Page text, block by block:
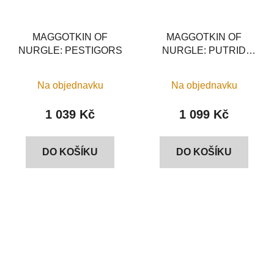
MAGGOTKIN OF
NURGLE: PESTIGORS
Na objednavku
1 039 Kč
DO KOŠÍKU
MAGGOTKIN OF
NURGLE: PUTRID
Na objednavku
1 099 Kč
DO KOŠÍKU